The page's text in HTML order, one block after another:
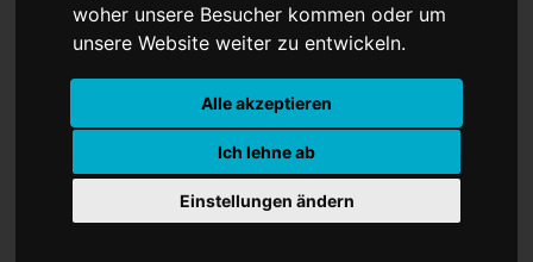
woher unsere Besucher kommen oder um
unsere Website weiter zu entwickeln.
Alle akzeptieren
Ich lehne ab
Einstellungen ändern